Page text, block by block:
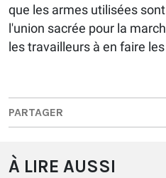
que les armes utilisées
l'union sacrée pour la
les travailleurs à en faire
PARTAGER
À LIRE AUSSI